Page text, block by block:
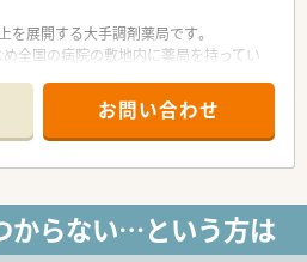
おり、幅広い年齢層を受け入れていま
手当などの各種手当が充実しているほ
けられており安定した待遇が期待できま
展開する大手調剤薬局です。
全国の病院の敷地内に薬局を持ってい
とで、地域にお住いの患者様に高度な医
す。
テム」を採用しており、且つ処方箋の応
地内・病院門前・医療モール・CL門前）
続ける事で給与があがる仕組みになっ
も狙う事が出来ます。
て処方薬の飲み方を遠隔指導する「オン
お問い合わせ
からない…という方は